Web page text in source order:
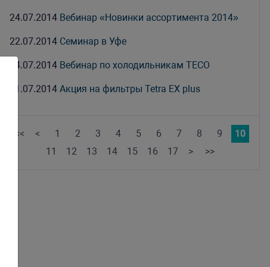
24.07.2014 Вебинар «Новинки ассортимента 2014»
22.07.2014 Семинар в Уфе
04.07.2014 Вебинар по холодильникам TECO
01.07.2014Акция на фильтры Tetra EX plus
<< < 1 2 3 4 5 6 7 8 9
10
11
12 13 14 15 16 17 > >>